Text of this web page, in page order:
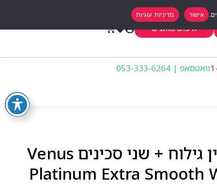
חיפוש מותגים
וואטסאפ | 053-333-6264
וונוס פלטינום ידית סכין גילוח + שני סכינים Venus
Platinum Extra Smooth
אישור מדיניות עוגיות